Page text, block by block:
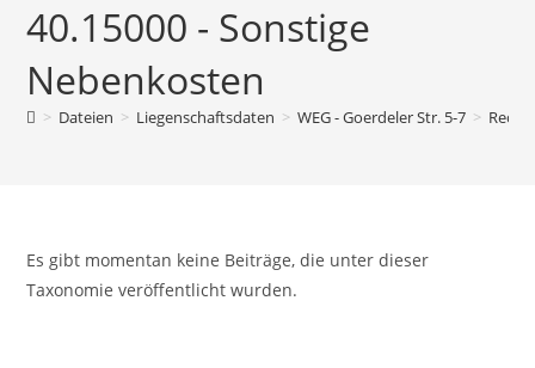
40.15000 - Sonstige
Nebenkosten
> Dateien > Liegenschaftsdaten > WEG - Goerdeler Str. 5-7 >
Es gibt momentan keine Beiträge, die unter dieser
Taxonomie veröffentlicht wurden.